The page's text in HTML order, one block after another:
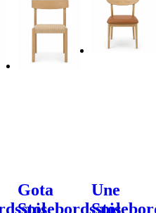
Gota
Spisebordsstol
Une